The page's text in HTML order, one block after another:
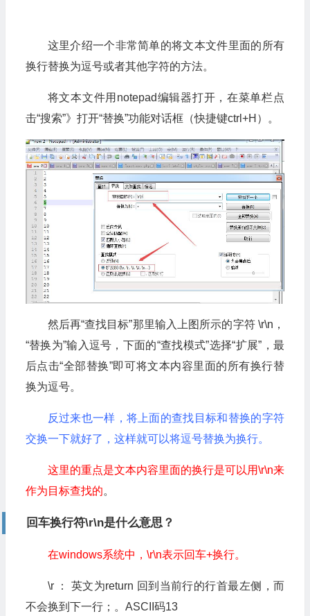
这里介绍一个非常简单的将文本文件里面的所有
换行替换为逗号或者其他字符的方法。
将文本文件用notepad编辑器打开，在菜单栏点
击“搜索”》打开“替换”功能对话框（快捷键ctrl+H）。
然后再“查找目标”那里输入上图所示的字符 \r\n，
“替换为”输入逗号，下面的“查找模式”选择“扩展”，最
后点击“全部替换”即可将文本内容里面的所有换行替
换为逗号。
反过来也一样，将上面的查找目标和替换的字符
交换一下就好了，这样就可以将逗号替换为换行。
这里的重点是文本内容里面的换行是可以用\r\n来
作为目标查找的。
回车换行符\r\n是什么意思？
在windows系统中，\r\n表示回车+换行。
\r ： 英文为return 回到当前行的行首最左侧，而
不会换到下一行；。ASCII码13